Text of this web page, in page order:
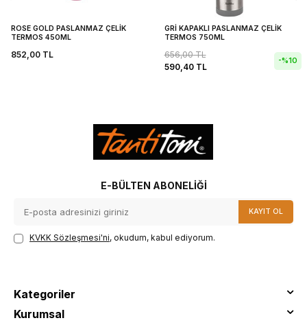
ROSE GOLD PASLANMAZ ÇELİK
TERMOS 450ML
852,00 TL
GRİ KAPAKLI PASLANMAZ ÇELİK
TERMOS 750ML
656,00TL
590,40TL
-%10
E-BÜLTEN ABONELIĞI
KAYIT OL
KVKK Sözleşmesi'ni, okudum, kabul ediyorum.
Kategoriler
Kurumsal